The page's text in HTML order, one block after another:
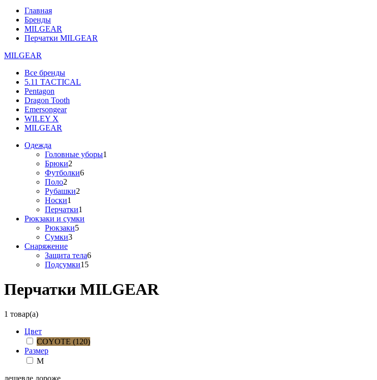
Главная
Бренды
MILGEAR
Перчатки MILGEAR
MILGEAR
Все бренды
5.11 TACTICAL
Pentagon
Dragon Tooth
Emersongear
WILEY X
MILGEAR
Одежда
Головные уборы1
Брюки2
Футболки6
Поло2
Рубашки2
Носки1
Перчатки1
Рюкзаки и сумки
Рюкзаки5
Сумки3
Снаряжение
Защита тела6
Подсумки15
Перчатки MILGEAR
1 товар(а)
Цвет
COYOTE (120)
Размер
M